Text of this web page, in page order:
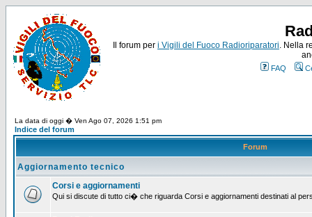
Il forum per i Vigili del Fuoco Radioriparatori. Nella
FAQ
La data di oggi � Ven Ago 07, 2026 1:51 pm
Indice del forum
Forum
Aggiornamento tecnico
Corsi e aggiornamenti
Qui si discute di tutto ci� che riguarda Corsi e aggiornamenti destinati al